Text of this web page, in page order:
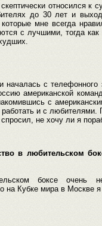
относился к
до 30 лет и
мне всегда
с лучшими, тогда
началась с
американской
с
и с
не хочу ли я
в любительском
боксе очень
на Кубке мира в Москве